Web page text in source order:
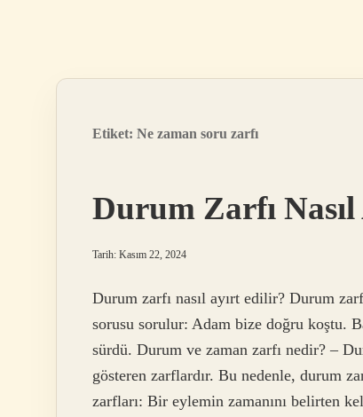
Etiket: Ne zaman soru zarfı
Durum Zarfı Nasıl
Tarih: Kasım 22, 2024
Durum zarfı nasıl ayırt edilir? Durum
sorusu sorulur: Adam bize doğru koştu.
sürdü. Durum ve zaman zarfı nedir? –
gösteren zarflardır. Bu nedenle, durum
zarfları: Bir eylemin zamanını belirten